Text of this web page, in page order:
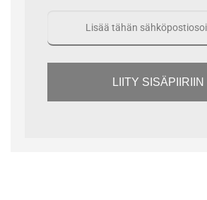
LIITY SISÄPIIRIIN